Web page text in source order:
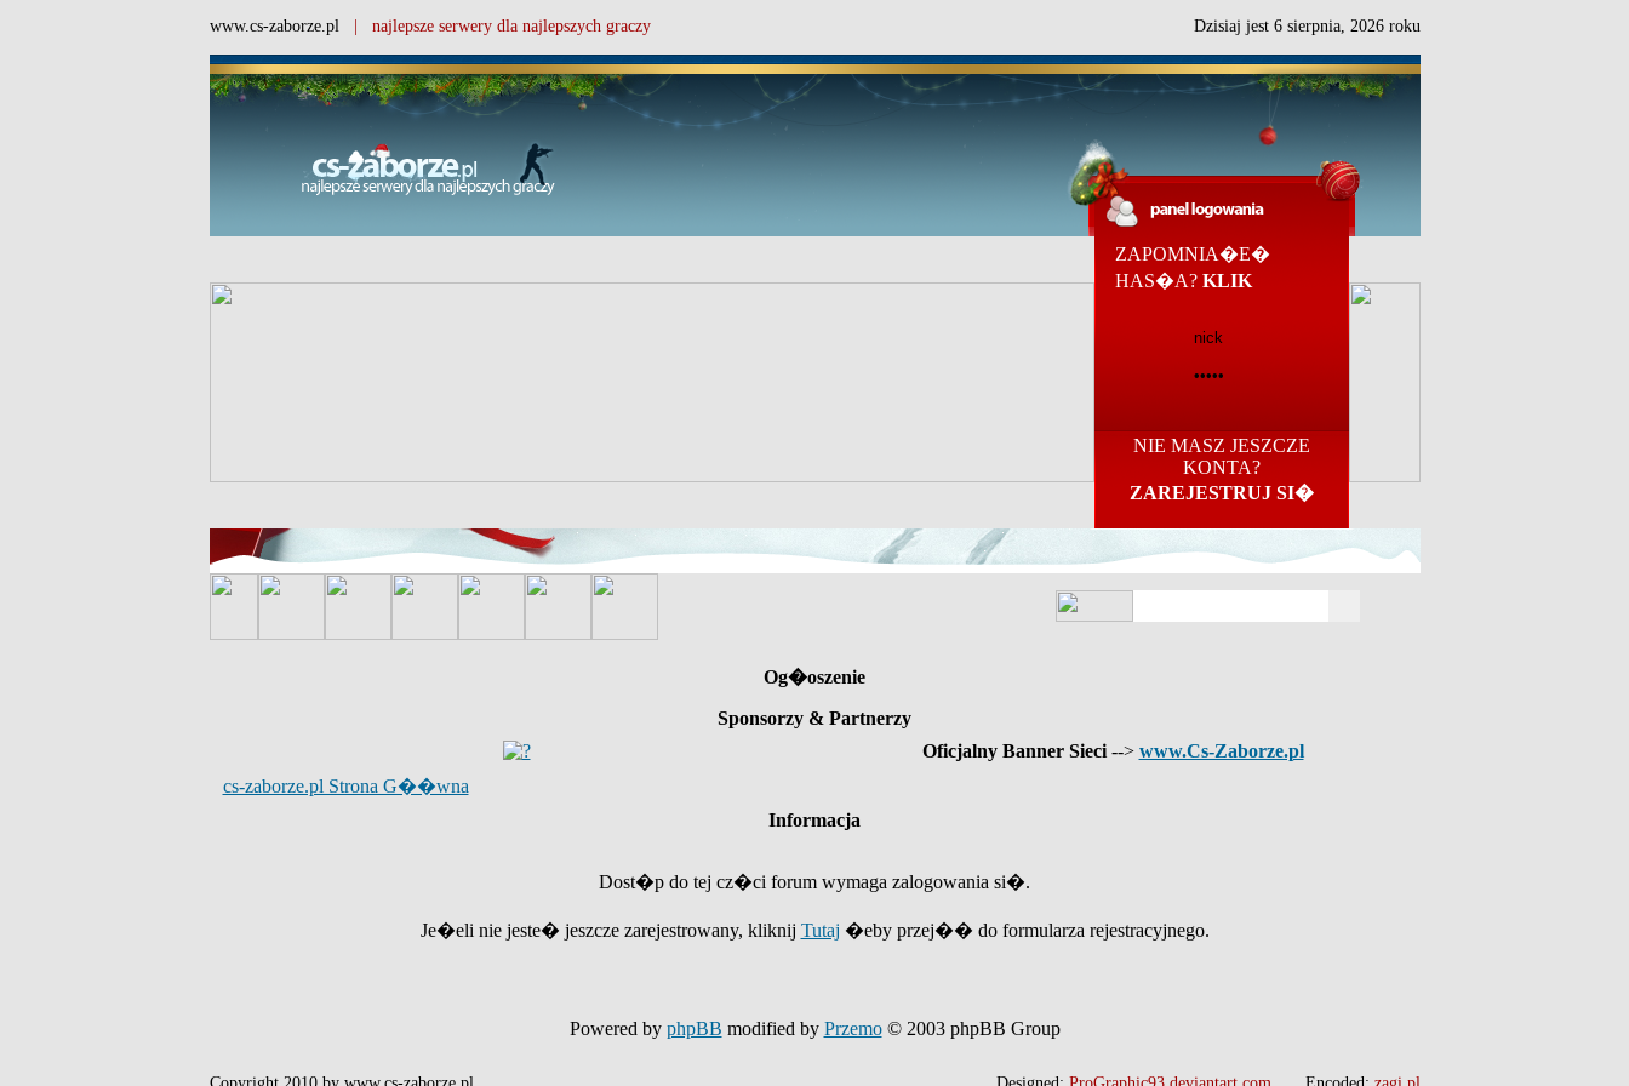
www.cs-zaborze.pl | najlepsze serwery dla najlepszych graczy Dzisiaj jest 6 sierpnia, 2026 roku
ZAPOMNIA�E�
HAS�A? KLIK
NIE MASZ JESZCZE
KONTA?
ZAREJESTRUJ SI�
Og�oszenie
Sponsorzy & Partnerzy
Oficjalny Banner Sieci --> www.Cs-Zaborze.pl
cs-zaborze.pl Strona G��wna
Informacja
Dost�p do tej cz�ci forum wymaga zalogowania si�.
Je�eli nie jeste� jeszcze zarejestrowany, kliknij Tutaj �eby przej�� do formularza rejestracyjnego.
Powered by phpBB modified by Przemo© 2003 phpBB Group